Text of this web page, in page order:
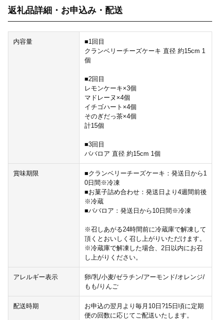
返礼品詳細・お申込み・配送
内容量
■1回目
クランベリーチーズケーキ 直径 約15cm 1
個
■2回目
レモンケーキ×3個
マドレーヌ×4個
イチゴハート×4個
そのぎだっ茶×4個
計15個
■3回目
ババロア 直径 約15cm 1個
賞味期限
■クランベリーチーズケーキ：発送日から1
0日間※冷凍
■お菓子詰め合わせ：発送日より4週間前後
※冷蔵
■ババロア：発送日から10日間※冷凍
※召しあがる24時間前に冷蔵庫で解凍して
頂くとおいしく召し上がりいただけます。
※冷蔵庫で解凍した場合、2日以内にお召
し上がりください。
アレルギー表示
卵/乳/小麦/ゼラチン/アーモンド/オレンジ/
もも/りんご
配送時期
お申込の翌月より毎月10日?15日頃に定期
便の回数に応じてご配送いたします。